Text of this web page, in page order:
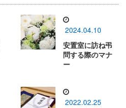
2024.04.10
安置室に訪ね弔
問する際のマナ
ー
2022.02.25